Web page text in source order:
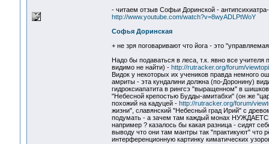
- читаем отзыв Софьи Доринской -
http://www.youtube.com/watch?v=8wyADLPtWoY
Софья Доринская
+ не зря поговаривают что йога - это
Надо бы подаваться в леса, т.к. явно все
видимо не найти) - http://rutracker.org/forum/
Видок у некоторых их учеников правда немного
амриты - эта кундалини должна (по-Доронину)
гидроксиапатита в рингсэ "выращенном" в
"Небесной крепостью Будды-амитабхи" (он же
похожий на кадуцей - http://rutracker.org/forum/
жизни", славянский "Небесный град Ирий" с
подумать - а зачем там каждый монах
например ? казалось бы какая разница - сидят
выводу что они там мантры так "практикуют" что
интерференционную картинку киматических